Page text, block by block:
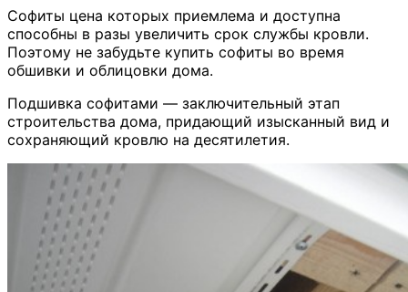
Софиты цена которых приемлема и доступна
способны в разы увеличить срок службы кровли.
Поэтому не забудьте купить софиты во время
обшивки и облицовки дома.
Подшивка софитами — заключительный этап
строительства дома, придающий изысканный вид и
сохраняющий кровлю на десятилетия.